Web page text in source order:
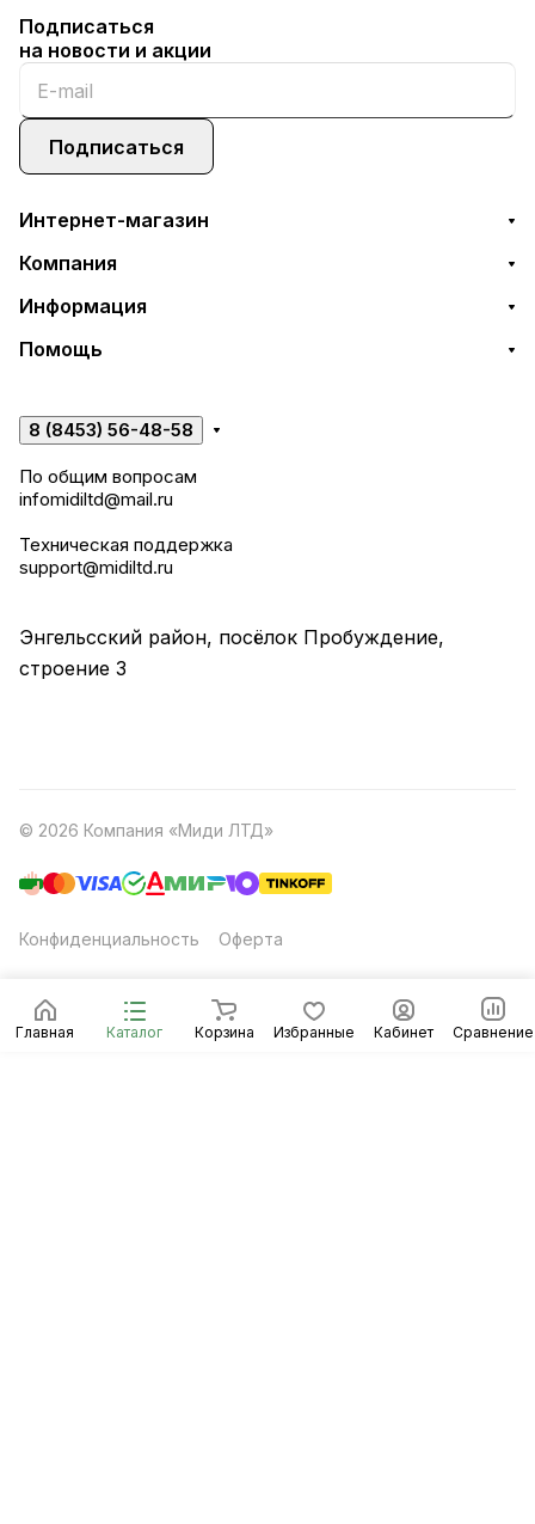
Главная Каталог Корзина Избранные Кабинет Сравнение
Подписаться
на новости и акции
Подписаться
Интернет-магазин
Компания
Информация
Помощь
8 (8453) 56-48-58
По общим вопросам
infomidiltd@mail.ru
Техническая поддержка
support@midiltd.ru
Энгельсский район, посёлок Пробуждение,
строение 3
© 2026 Компания «Миди ЛТД»
Конфиденциальность Оферта